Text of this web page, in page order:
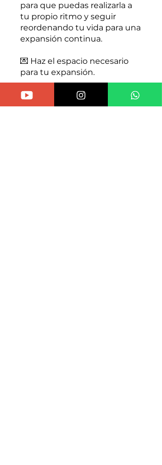
para que puedas realizarla a
tu propio ritmo y seguir
reordenando tu vida para una
expansión continua.
💌 Haz el espacio necesario
para tu expansión.
Join